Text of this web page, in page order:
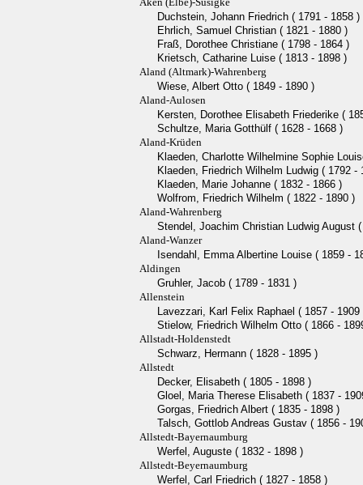
Duchstein, Johann Friedrich ( 1791 - 1858 )
Ehrlich, Samuel Christian ( 1821 - 1880 )
Fraß, Dorothee Christiane ( 1798 - 1864 )
Krietsch, Catharine Luise ( 1813 - 1898 )
Aland (Altmark)-Wahrenberg
Wiese, Albert Otto ( 1849 - 1890 )
Aland-Aulosen
Kersten, Dorothee Elisabeth Friederike (
Schultze, Maria Gotthülf ( 1628 - 1668 )
Aland-Krüden
Klaeden, Charlotte Wilhelmine Sophie
Klaeden, Friedrich Wilhelm Ludwig ( 1792 -
Klaeden, Marie Johanne ( 1832 - 1866 )
Wolfrom, Friedrich Wilhelm ( 1822 - 1890 )
Aland-Wahrenberg
Stendel, Joachim Christian Ludwig August
Aland-Wanzer
Isendahl, Emma Albertine Louise ( 1859 -
Aldingen
Gruhler, Jacob ( 1789 - 1831 )
Allenstein
Lavezzari, Karl Felix Raphael ( 1857 - 1909
Stielow, Friedrich Wilhelm Otto ( 1866 -
Allstadt-Holdenstedt
Schwarz, Hermann ( 1828 - 1895 )
Allstedt
Decker, Elisabeth ( 1805 - 1898 )
Gloel, Maria Therese Elisabeth ( 1837 -
Gorgas, Friedrich Albert ( 1835 - 1898 )
Talsch, Gottlob Andreas Gustav ( 1856 -
Allstedt-Bayernaumburg
Werfel, Auguste ( 1832 - 1898 )
Allstedt-Beyernaumburg
Werfel, Carl Friedrich ( 1827 - 1858 )